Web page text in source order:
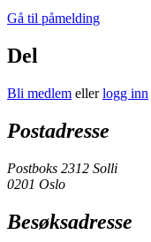
Gå til påmelding
Del
Bli medlem ellerlogg inn
Postadresse
Postboks 2312 Solli
0201 Oslo
Besøksadresse